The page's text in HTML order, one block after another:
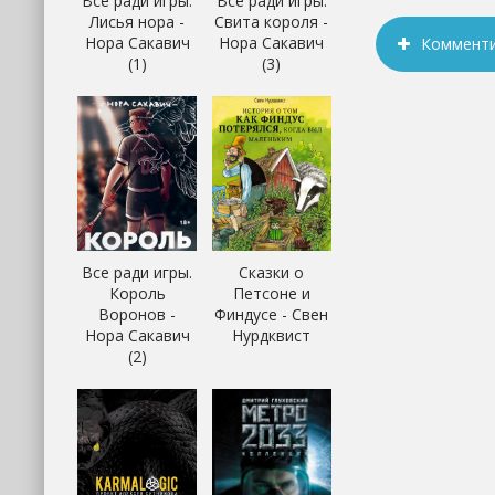
Лисья нора -
Нора Сакавич
(1)
Свита короля -
Нора Сакавич
(3)
Все ради игры.
Король
Воронов -
Нора Сакавич
(2)
Сказки о
Петсоне и
Финдусе - Свен
Нурдквист